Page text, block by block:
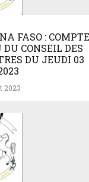
FASO : COMPTE
DU CONSEIL DES
DU JEUDI 03
2023